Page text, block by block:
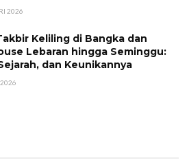
2026
Keliling di Bangka dan
Lebaran hingga Seminggu:
dan Keunikannya